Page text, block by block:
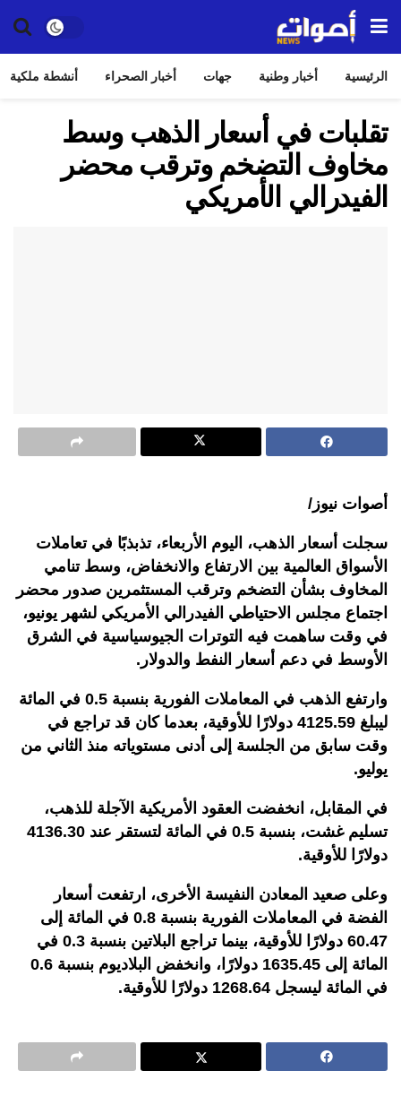
الرئيسية أخبار وطنية جهات أخبار الصحراء أنشطة ملكية
تقلبات في أسعار الذهب وسط
مخاوف التضخم وترقب محضر
الفيدرالي الأمريكي
أصوات نيوز/
سجلت أسعار الذهب، اليوم الأربعاء، تذبذبًا في تعاملات
الأسواق العالمية بين الارتفاع والانخفاض، وسط تنامي
المخاوف بشأن التضخم وترقب المستثمرين صدور محضر
اجتماع مجلس الاحتياطي الفيدرالي الأمريكي لشهر يونيو،
في وقت ساهمت فيه التوترات الجيوسياسية في الشرق
الأوسط في دعم أسعار النفط والدولار.
وارتفع الذهب في المعاملات الفورية بنسبة 0.5 في المائة
ليبلغ 4125.59 دولارًا للأوقية، بعدما كان قد تراجع في
وقت سابق من الجلسة إلى أدنى مستوياته منذ الثاني من
يوليو.
في المقابل، انخفضت العقود الأمريكية الآجلة للذهب،
تسليم غشت، بنسبة 0.5 في المائة لتستقر عند 4136.30
دولارًا للأوقية.
وعلى صعيد المعادن النفيسة الأخرى، ارتفعت أسعار
الفضة في المعاملات الفورية بنسبة 0.8 في المائة إلى
60.47 دولارًا للأوقية، بينما تراجع البلاتين بنسبة 0.3 في
المائة إلى 1635.45 دولارًا، وانخفض البلاديوم بنسبة 0.6
في المائة ليسجل 1268.64 دولارًا للأوقية.